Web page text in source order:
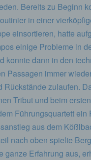
Bereits zu Beginn
in einer
einsortieren, hatte
einige Probleme in
konnte dann in den
Passagen immer
Rückstände zulaufen.
Tribut und beim
Führungsquartett ein
aus dem
nach oben spielte
ganze Erfahrung aus,